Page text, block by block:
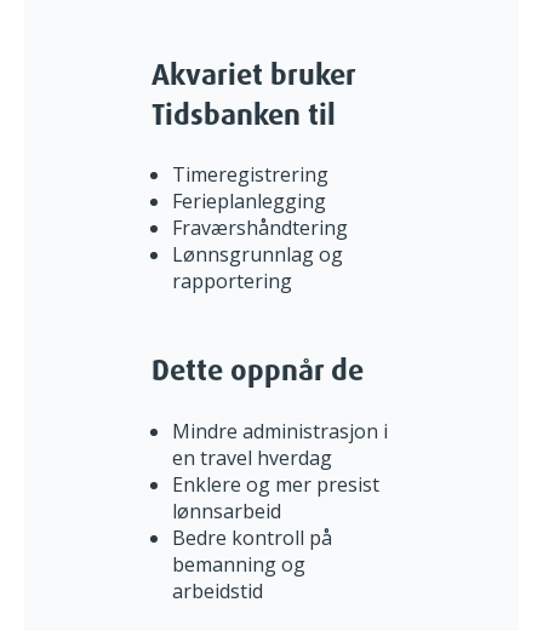
Akvariet bruker
Tidsbanken til
Timeregistrering
Ferieplanlegging
Fraværshåndtering
Lønnsgrunnlag og
rapportering
Dette oppnår de
Mindre administrasjon i
en travel hverdag
Enklere og mer presist
lønnsarbeid
Bedre kontroll på
bemanning og
arbeidstid